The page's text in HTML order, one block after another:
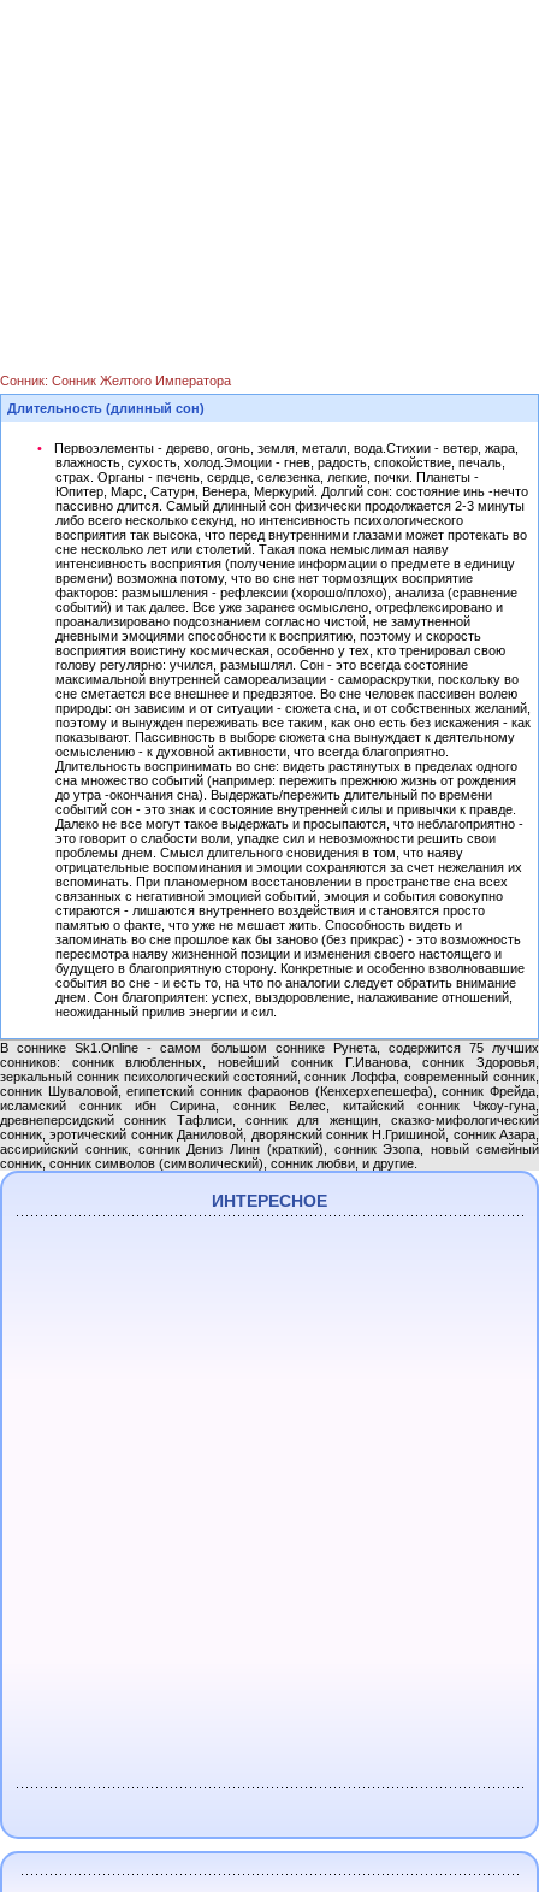
Сонник: Сонник Желтого Императора
Длительность (длинный сон)
Первоэлементы - дерево, огонь, земля, металл, вода.Стихии - ветер, жара,
влажность, сухость, холод.Эмоции - гнев, радость, спокойствие, печаль,
страх. Органы - печень, сердце, селезенка, легкие, почки. Планеты -
Юпитер, Марс, Сатурн, Венера, Меркурий. Долгий сон: состояние инь -нечто
пассивно длится. Самый длинный сон физически продолжается 2-3 минуты
либо всего несколько секунд, но интенсивность психологического
восприятия так высока, что перед внутренними глазами может протекать во
сне несколько лет или столетий. Такая пока немыслимая наяву
интенсивность восприятия (получение информации о предмете в единицу
времени) возможна потому, что во сне нет тормозящих восприятие
факторов: размышления - рефлексии (хорошо/плохо), анализа (сравнение
событий) и так далее. Все уже заранее осмыслено, отрефлексировано и
проанализировано подсознанием согласно чистой, не замутненной
дневными эмоциями способности к восприятию, поэтому и скорость
восприятия воистину космическая, особенно у тех, кто тренировал свою
голову регулярно: учился, размышлял. Сон - это всегда состояние
максимальной внутренней самореализации - самораскрутки, поскольку во
сне сметается все внешнее и предвзятое. Во сне человек пассивен волею
природы: он зависим и от ситуации - сюжета сна, и от собственных желаний,
поэтому и вынужден переживать все таким, как оно есть без искажения - как
показывают. Пассивность в выборе сюжета сна вынуждает к деятельному
осмыслению - к духовной активности, что всегда благоприятно.
Длительность воспринимать во сне: видеть растянутых в пределах одного
сна множество событий (например: пережить прежнюю жизнь от рождения
до утра -окончания сна). Выдержать/пережить длительный по времени
событий сон - это знак и состояние внутренней силы и привычки к правде.
Далеко не все могут такое выдержать и просыпаются, что неблагоприятно -
это говорит о слабости воли, упадке сил и невозможности решить свои
проблемы днем. Смысл длительного сновидения в том, что наяву
отрицательные воспоминания и эмоции сохраняются за счет нежелания их
вспоминать. При планомерном восстановлении в пространстве сна всех
связанных с негативной эмоцией событий, эмоция и события совокупно
стираются - лишаются внутреннего воздействия и становятся просто
памятью о факте, что уже не мешает жить. Способность видеть и
запоминать во сне прошлое как бы заново (без прикрас) - это возможность
пересмотра наяву жизненной позиции и изменения своего настоящего и
будущего в благоприятную сторону. Конкретные и особенно взволновавшие
события во сне - и есть то, на что по аналогии следует обратить внимание
днем. Сон благоприятен: успех, выздоровление, налаживание отношений,
неожиданный прилив энергии и сил.
В соннике Sk1.Online - самом большом соннике Рунета, содержится 75 лучших
сонников: сонник влюбленных, новейший сонник Г.Иванова, сонник Здоровья,
зеркальный сонник психологический состояний, сонник Лоффа, современный сонник,
сонник Шуваловой, египетский сонник фараонов (Кенхерхепешефа), сонник Фрейда,
исламский сонник ибн Сирина, сонник Велес, китайский сонник Чжоу-гуна,
древнеперсидский сонник Тафлиси, сонник для женщин, сказко-мифологический
сонник, эротический сонник Даниловой, дворянский сонник Н.Гришиной, сонник Азара,
ассирийский сонник, сонник Дениз Линн (краткий), сонник Эзопа, новый семейный
сонник, сонник символов (символический), сонник любви, и другие.
ИНТЕРЕСНОЕ